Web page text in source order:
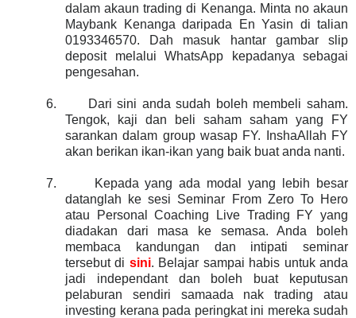
dalam akaun trading di Kenanga. Minta no akaun
Maybank Kenanga daripada En Yasin di talian
0193346570. Dah masuk hantar gambar slip
deposit melalui WhatsApp kepadanya sebagai
pengesahan.
6.
Dari sini anda sudah boleh membeli saham.
Tengok, kaji dan beli saham saham yang FY
sarankan dalam group wasap FY. InshaAllah FY
akan berikan ikan-ikan yang baik buat anda nanti.
7.
Kepada yang ada modal yang lebih besar
datanglah ke sesi Seminar From Zero To Hero
atau Personal Coaching Live Trading FY yang
diadakan dari masa ke semasa. Anda boleh
membaca kandungan dan intipati seminar
tersebut di sini. Belajar sampai habis untuk anda
jadi independant dan boleh buat keputusan
pelaburan sendiri samaada nak trading atau
investing kerana pada peringkat ini mereka sudah